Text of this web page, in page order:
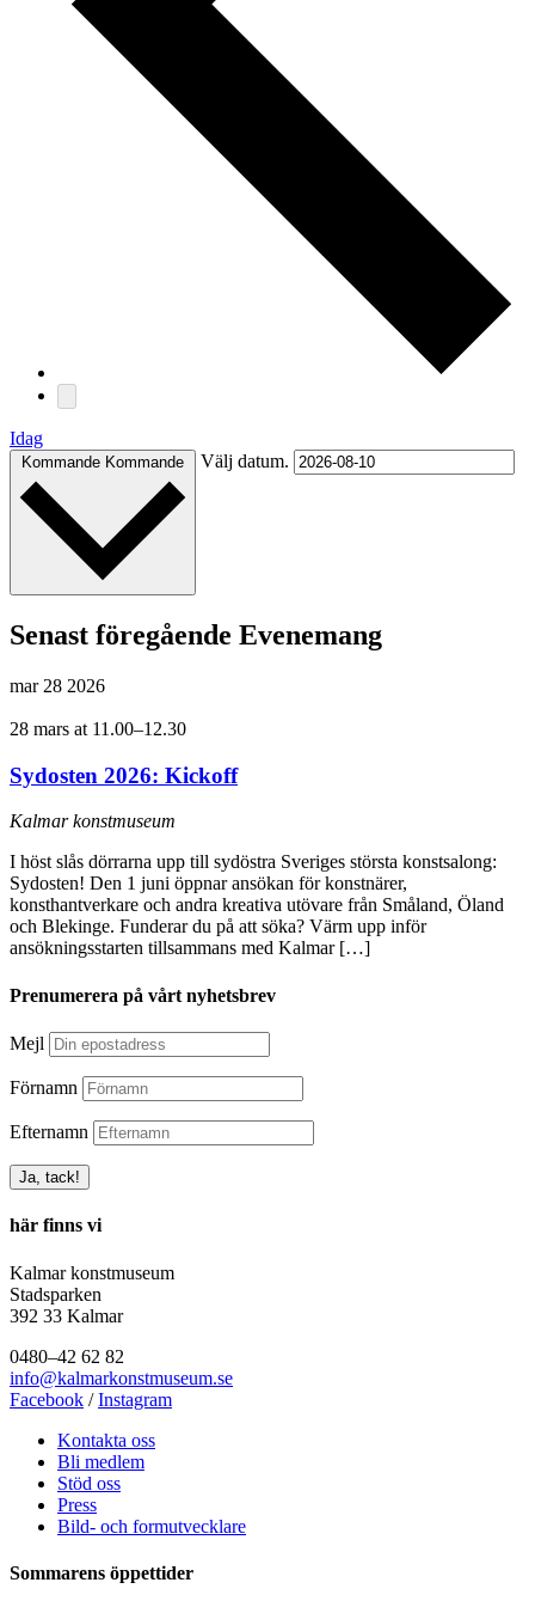
Idag
Kommande Kommande Välj datum.
Senast föregående Evenemang
mar 28 2026
28 mars at 11.00–12.30
Sydosten 2026: Kickoff
Kalmar konstmuseum
I höst slås dörrarna upp till sydöstra Sveriges största konstsalong:
Sydosten! Den 1 juni öppnar ansökan för konstnärer,
konsthantverkare och andra kreativa utövare från Småland, Öland
och Blekinge. Funderar du på att söka? Värm upp inför
ansökningsstarten tillsammans med Kalmar […]
Prenumerera på vårt nyhetsbrev
Mejl
Förnamn
Efternamn
här finns vi
Kalmar konstmuseum
Stadsparken
392 33 Kalmar
0480–42 62 82
info@kalmarkonstmuseum.se
Facebook /Instagram
Kontakta oss
Bli medlem
Stöd oss
Press
Bild- och formutvecklare
Sommarens öppettider